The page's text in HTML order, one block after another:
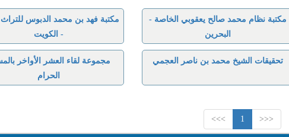
مكتبة فهد بن محمد الدبوس للتراث
- الكويت
مكتبة نظام محمد صالح يعقوبي الخاصة -
البحرين
مجموعة لقاء العشر الأواخر
الحرام
تحقيقات الشيخ محمد بن ناصر العجمي
>>> 1 <<<